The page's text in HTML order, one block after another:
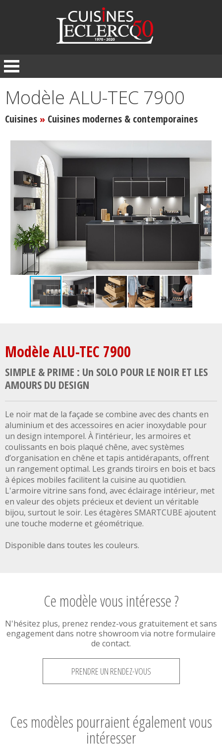
Modèle ALU-TEC 7900
Cuisines » Cuisines modernes & contemporaines
Modèle ALU-TEC 7900
SIMPLE & PRIME : Un SOLO POUR LE NOIR ET LES
AMOURS DU DESIGN
Le noir mat de la façade se combine avec des chants en
aluminium et des accessoires en acier inoxydable pour
un design intemporel. À l’intérieur, les armoires et
coulissants en bois plaqué chêne, avec systèmes
d’organisation en chêne et tapis antidérapants, offrent
un rangement optimal. Les grands tiroirs en bois et bacs
à épices mobiles facilitent la cuisine au quotidien.
L'armoire vitrine sans fond, avec éclairage intérieur, met
en valeur des objets précieux et devient un véritable
bijou, surtout le soir. Les étagères SMARTCUBE ajoutent
une touche moderne et géométrique.
Disponible dans toutes les couleurs.
Ce modèle vous intéresse ?
N'hésitez plus, prenez rendez-vous gratuitement et sans
engagement dans notre showroom via notre formulaire
de contact.
PRENDRE UN RENDEZ-VOUS
Ces modèles pourraient également vous
intéresser